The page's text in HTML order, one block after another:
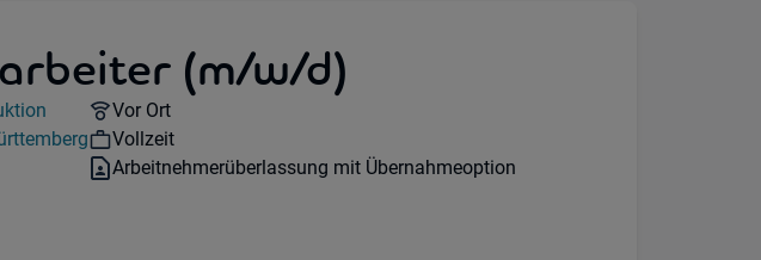
(m/w/d)
Remote Option:
Vor Ort
Workhours:
Vollzeit
Vertragsart:
Arbeitnehmerüberlassung mit Übernahmeoption